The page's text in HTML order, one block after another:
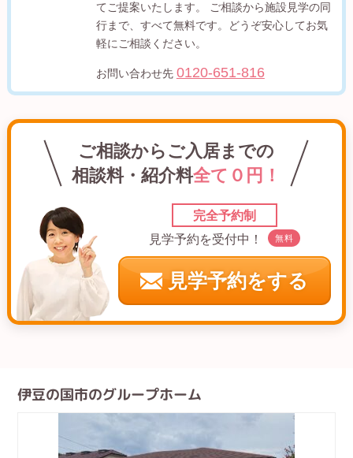
てご提案いたします。 ご相談から施設見学の同
行まで、すべて無料です。どうぞ安心してお気
軽にご相談ください。
お問い合わせ先 0120-651-816
ご相談からご入居までの
相談料・紹介料全て０円！
完全予約制
見学予約を受付中！
無料
見学予約をする
伊豆の国市のグループホーム